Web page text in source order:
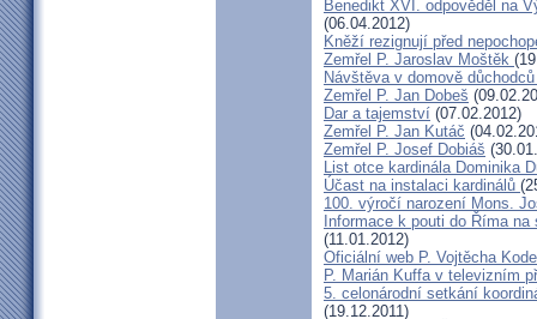
Benedikt XVI. odpověděl na
(06.04.2012)
Kněží rezignují před
Zemřel P. Jaroslav Moštěk
Návštěva v domově
Zemřel P. Jan Dobeš
Dar a tajemství (07.02.2012)
Zemřel P. Jan Kutáč
Zemřel P. Josef Dobiáš
List otce kardinála Dominika
Účast na instalaci kardinálů
100. výročí narození Mons.
Informace k pouti do Říma
(11.01.2012)
Oficiální web P. Vojtěcha
P. Marián Kuffa v televizním
5. celonárodní setkání
(19.12.2011)